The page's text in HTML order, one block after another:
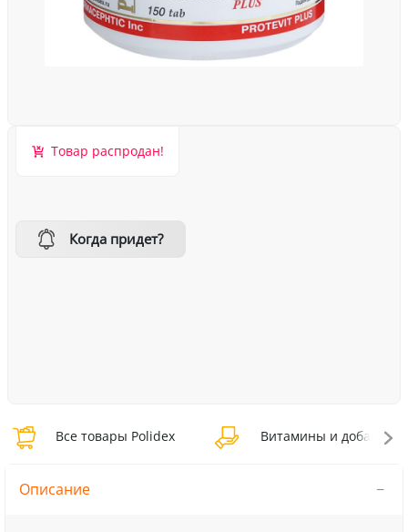
Товар распродан!
Когда придет?
Все товары Polidex Витамины и добавки
Описание